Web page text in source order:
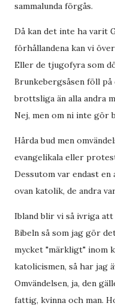
sammalunda förgås.
Då kan det inte ha varit
förhållandena kan vi
Eller de tjugofyra som
Brunkebergsåsen föll
brottsliga än alla andra
Nej, men om ni inte gör
Hårda bud men
evangelikala eller
Dessutom var endast
ovan katolik, de andra
Ibland blir vi så ivriga
Bibeln så som jag gör
mycket "märkligt" inom
katolicismen, så har jag
Omvändelsen, ja, den
fattig, kvinna och man.